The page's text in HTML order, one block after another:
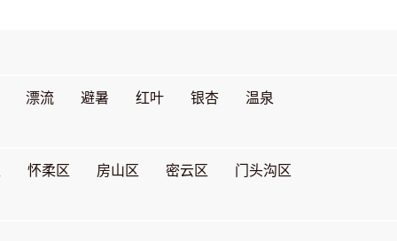
漂流 避暑 红叶 银杏
温泉
怀柔区 房山区 密云区
门头沟区